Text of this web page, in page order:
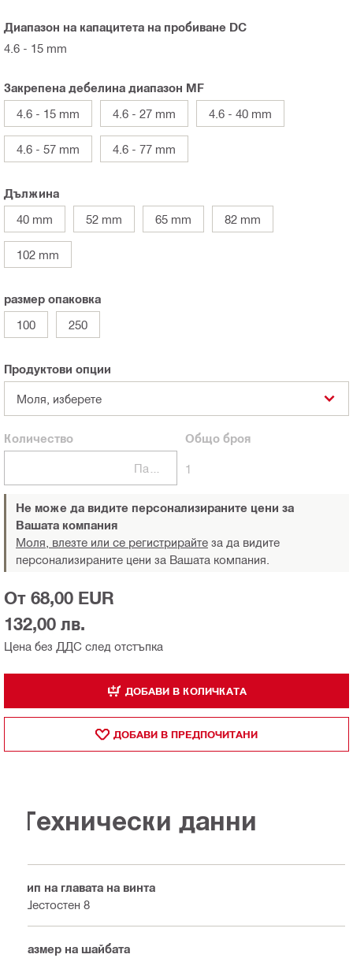
Диапазон на капацитета на пробиване DC
4.6 - 15 mm
Закрепена дебелина диапазон MF
4.6 - 15 mm
4.6 - 27 mm 4.6 - 40 mm
4.6 - 57 mm 4.6 - 77 mm
Дължина
40 mm
52 mm 65 mm 82 mm
102 mm
размер опаковка
100
250
Продуктови опции
Моля, изберете
Количество Общо броя
1
Не може да видите персонализираните цени за
Вашата компания
Моля, влезте или се регистрирайте за да видите
персонализираните цени за Вашата компания.
Цена без ДДС след отстъпка
От 68,00 EUR
132,00 лв.
ДОБАВИ В КОЛИЧКАТА
ДОБАВИ В ПРЕДПОЧИТАНИ
Технически данни
Тип на главата на винта
Шестостен 8
Размер на шайбата